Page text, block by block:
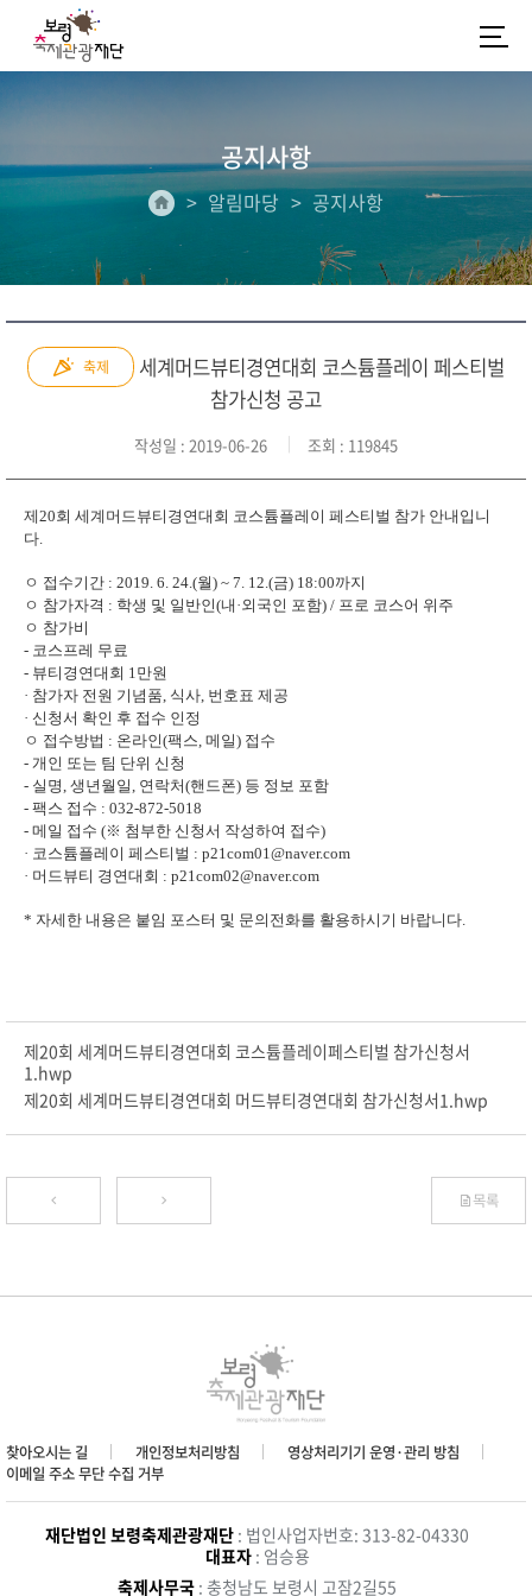
공지사항
알림마당 공지사항
축제
세계머드뷰티경연대회 코스튬플레이 페스티벌
참가신청 공고
작성일 : 2019-06-26 조회 : 119845
제20회 세계머드뷰티경연대회 코스튬플레이 페스티벌 참가 안내입니
다.
ㅇ 접수기간 : 2019. 6. 24.(월) ~ 7. 12.(금) 18:00까지
ㅇ 참가자격 : 학생 및 일반인(내·외국인 포함) / 프로 코스어 위주
ㅇ 참가비
- 코스프레 무료
- 뷰티경연대회 1만원
· 참가자 전원 기념품, 식사, 번호표 제공
· 신청서 확인 후 접수 인정
ㅇ 접수방법 : 온라인(팩스, 메일) 접수
- 개인 또는 팀 단위 신청
- 실명, 생년월일, 연락처(핸드폰) 등 정보 포함
- 팩스 접수 : 032-872-5018
- 메일 접수 (※ 첨부한 신청서 작성하여 접수)
· 코스튬플레이 페스티벌 : p21com01@naver.com
· 머드뷰티 경연대회 : p21com02@naver.com
* 자세한 내용은 붙임 포스터 및 문의전화를 활용하시기 바랍니다.
제20회 세계머드뷰티경연대회 코스튬플레이페스티벌 참가신청서
1.hwp
제20회 세계머드뷰티경연대회 머드뷰티경연대회 참가신청서1.hwp
목록
찾아오시는 길 개인정보처리방침
영상처리기기 운영·관리 방침
이메일 주소 무단 수집 거부
재단법인 보령축제관광재단 : 법인사업자번호: 313-82-04330
대표자: 엄승용
축제사무국 : 충청남도 보령시 고잠2길55